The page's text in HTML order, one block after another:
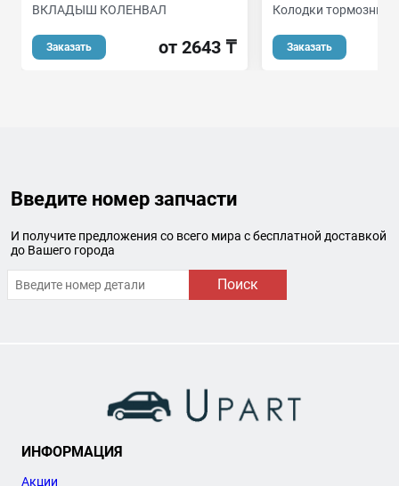
ВКЛАДЫШ КОЛЕНВАЛ
Заказать от 2643 ₸
Колодки тормозные
Заказать
Введите номер запчасти
И получите предложения со всего мира с бесплатной доставкой
до Вашего города
Поиск
ИНФОРМАЦИЯ
Акции